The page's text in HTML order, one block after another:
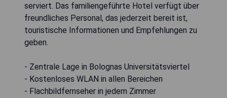
serviert. Das familiengeführte Hotel verfügt über
freundliches Personal, das jederzeit bereit ist,
touristische Informationen und Empfehlungen zu
geben.
- Zentrale Lage in Bolognas Universitätsviertel
- Kostenloses WLAN in allen Bereichen
- Flachbildfernseher in jedem Zimmer